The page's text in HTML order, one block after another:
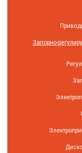
Запорно-